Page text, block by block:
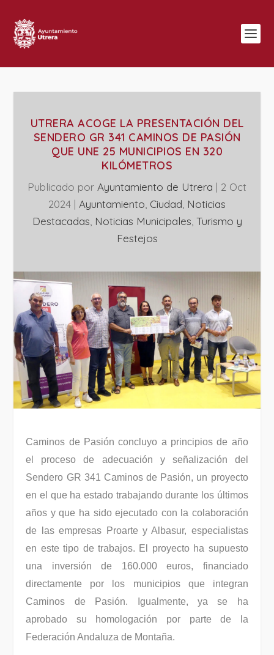
UTRERA ACOGE LA PRESENTACIÓN DEL
SENDERO GR 341 CAMINOS DE PASIÓN
QUE UNE 25 MUNICIPIOS EN 320
KILÓMETROS
Publicado por Ayuntamiento de Utrera | 2 Oct
2024 | Ayuntamiento Ciudad Noticias
Destacadas ‎Noticias Municipales Turismo y
Festejos
Caminos de Pasión concluyo a principios de año
el proceso de adecuación y señalización del
Sendero GR 341 Caminos de Pasión, un proyecto
en el que ha estado trabajando durante los últimos
años y que ha sido ejecutado con la colaboración
de las empresas Proarte y Albasur, especialistas
en este tipo de trabajos. El proyecto ha supuesto
una inversión de 160.000 euros, financiado
directamente por los municipios que integran
Caminos de Pasión. Igualmente, ya se ha
aprobado su homologación por parte de la
Federación Andaluza de Montaña.